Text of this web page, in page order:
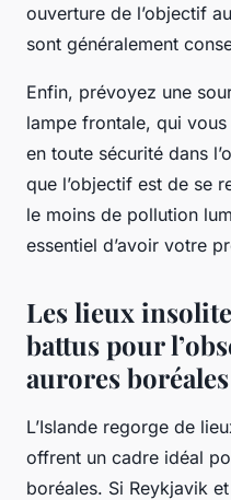
ouverture de l’objectif
sont généralement
Enfin, prévoyez une
lampe frontale, qui
en toute sécurité dans
que l’objectif est de se
le moins de pollution
essentiel d’avoir votre
Les lieux
battus pour
aurores boréales
L’Islande regorge de
offrent un cadre idéal
boréales. Si Reykjavik